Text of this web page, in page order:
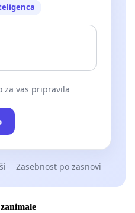
za vas pripravila
Zasebnost po zasnovi